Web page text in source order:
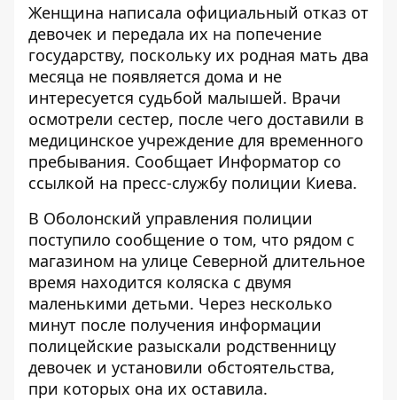
Женщина написала официальный отказ от
девочек и передала их на попечение
государству, поскольку их родная мать два
месяца не появляется дома и не
интересуется судьбой малышей. Врачи
осмотрели сестер, после чего доставили в
медицинское учреждение для временного
пребывания. Сообщает Информатор со
ссылкой на пресс-службу полиции Киева.
В Оболонский управления полиции
поступило сообщение о том, что рядом с
магазином на улице Северной длительное
время находится коляска с двумя
маленькими детьми. Через несколько
минут после получения информации
полицейские разыскали родственницу
девочек и установили обстоятельства,
при которых она их оставила.